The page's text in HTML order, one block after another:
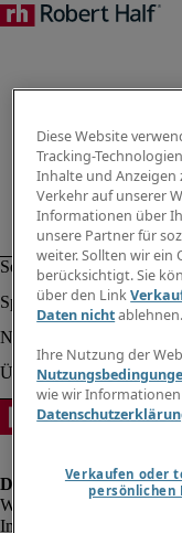
Impressum
Diese Website
Tracking-
Inhalte und Anzeigen
Verkehr auf unserer
Informationen über
unsere Partner für
weiter. Sollten wir ein
berücksichtigt. Sie
über den Link
Daten nichtablehnen.
Ihre Nutzung der
wie wir
Verkaufen oder
persönlichen